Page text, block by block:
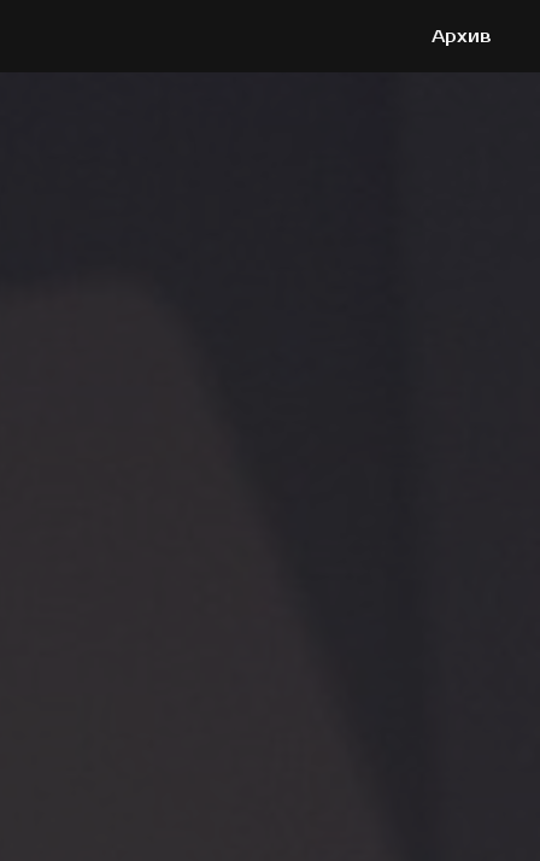
Архив